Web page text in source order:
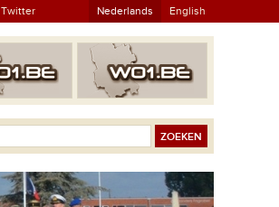
Twitter Nederlands English